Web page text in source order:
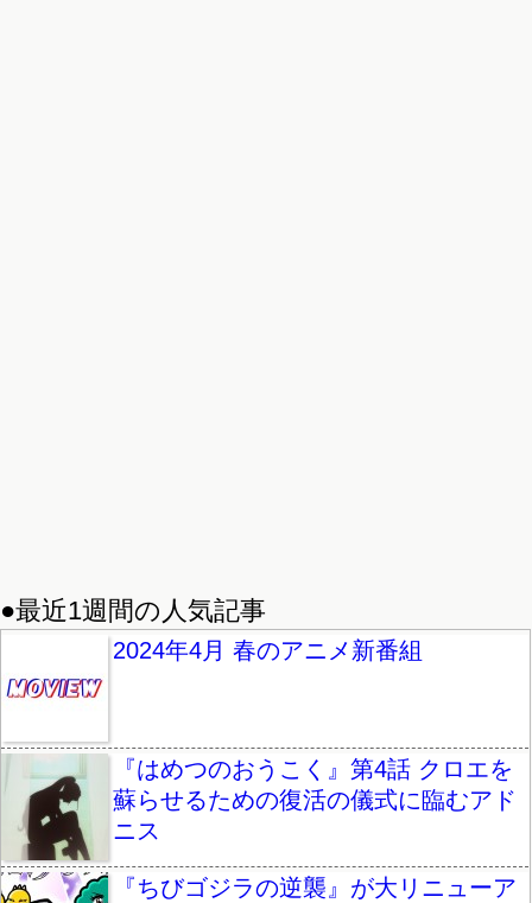
●最近1週間の人気記事
2024年4月 春のアニメ新番組
『はめつのおうこく』第4話 クロエを
蘇らせるための復活の儀式に臨むアド
ニス
『ちびゴジラの逆襲』が大リニューア